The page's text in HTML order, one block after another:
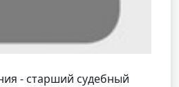
- старший судебный